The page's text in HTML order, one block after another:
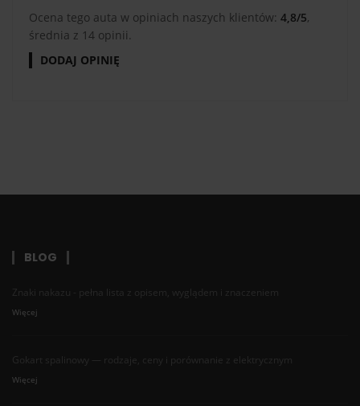
Ocena tego auta w opiniach naszych klientów: 4,8/5,
średnia z 14 opinii.
DODAJ OPINIĘ
BLOG
Znaki nakazu - pełna lista z opisem, wyglądem i znaczeniem
Więcej
Gokart spalinowy — rodzaje, ceny i porównanie z elektrycznym
Więcej